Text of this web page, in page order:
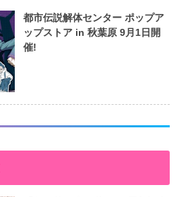
都市伝説解体センター ポップア
ップストア in 秋葉原 9月1日開
催!